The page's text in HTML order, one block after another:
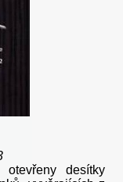
desítky